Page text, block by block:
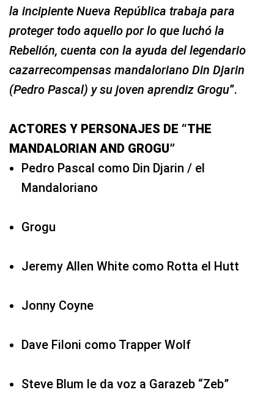
la incipiente Nueva República trabaja para
proteger todo aquello por lo que luchó la
Rebelión, cuenta con la ayuda del legendario
cazarrecompensas mandaloriano Din Djarin
(Pedro Pascal) y su joven aprendiz Grogu”.
ACTORES Y PERSONAJES DE “THE
MANDALORIAN AND GROGU”
Pedro Pascal como Din Djarin / el
Mandaloriano
Grogu
Jeremy Allen White como Rotta el Hutt
Jonny Coyne
Dave Filoni como Trapper Wolf
Steve Blum le da voz a Garazeb “Zeb”